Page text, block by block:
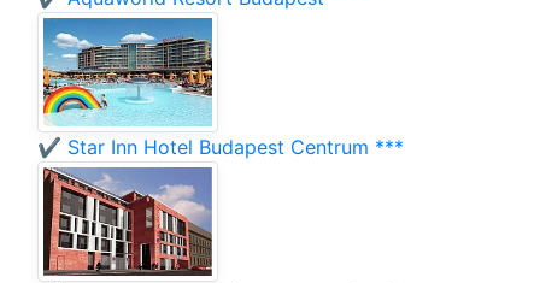
✔️ Star Inn Hotel Budapest Centrum ***